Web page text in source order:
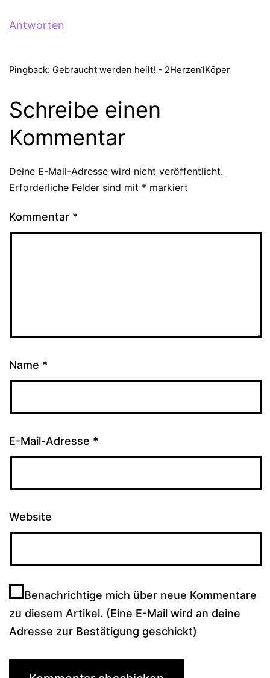
Antworten
Pingback: Gebraucht werden heilt! - 2Herzen1Köper
Schreibe einen
Kommentar
Deine E-Mail-Adresse wird nicht veröffentlicht.
Erforderliche Felder sind mit * markiert
Kommentar *
Name *
E-Mail-Adresse *
Website
Benachrichtige mich über neue Kommentare
zu diesem Artikel. (Eine E-Mail wird an deine
Adresse zur Bestätigung geschickt)